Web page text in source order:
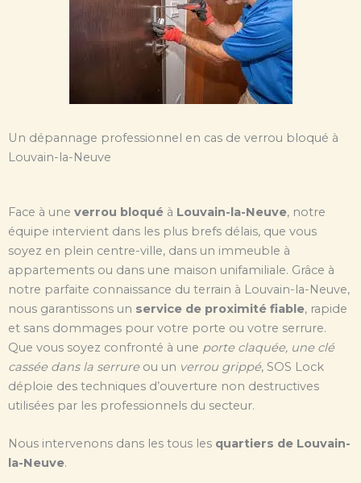
Un dépannage professionnel en cas de verrou bloqué à
Louvain-la-Neuve
Face à une verrou bloqué à Louvain-la-Neuve, notre
équipe intervient dans les plus brefs délais, que vous
soyez en plein centre-ville, dans un immeuble à
appartements ou dans une maison unifamiliale. Grâce à
notre parfaite connaissance du terrain à Louvain-la-Neuve,
nous garantissons un service de proximité fiable, rapide
et sans dommages pour votre porte ou votre serrure.
Que vous soyez confronté à une porte claquée, une clé
cassée dans la serrure ou un verrou grippé, SOS Lock
déploie des techniques d’ouverture non destructives
utilisées par les professionnels du secteur.
Nous intervenons dans les tous les quartiers de Louvain-
la-Neuve.